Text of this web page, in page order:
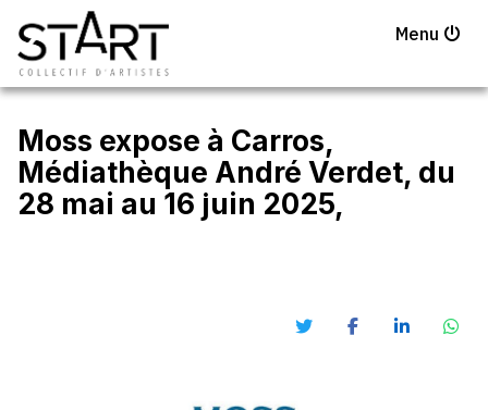
Menu
Moss expose à Carros,
Médiathèque André Verdet, du
28 mai au 16 juin 2025,